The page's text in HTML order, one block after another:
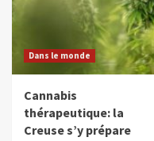
Dans le monde
Cannabis
thérapeutique: la
Creuse s’y prépare